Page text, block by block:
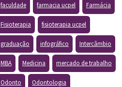
faculdade farmacia ucpel Farmácia
Fisioterapia fisioterapia ucpel
graduação infográfico Intercâmbio
MBA Medicina mercado de trabalho
Odonto Odontologia